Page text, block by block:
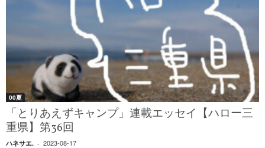
00夏
「とりあえずキャンプ」連載エッセイ【ハロー三
重県】第36回
ハネサエ. - 2023-08-17